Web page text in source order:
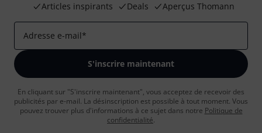
Articles inspirants
Deals Aperçus Thomann
Adresse e-mail*
S'inscrire maintenant
En cliquant sur "S'inscrire maintenant", vous acceptez de recevoir des
publicités par e-mail. La désinscription est possible à tout moment. Vous
pouvez trouver plus d'informations à ce sujet dans notre Politique de
confidentialité.